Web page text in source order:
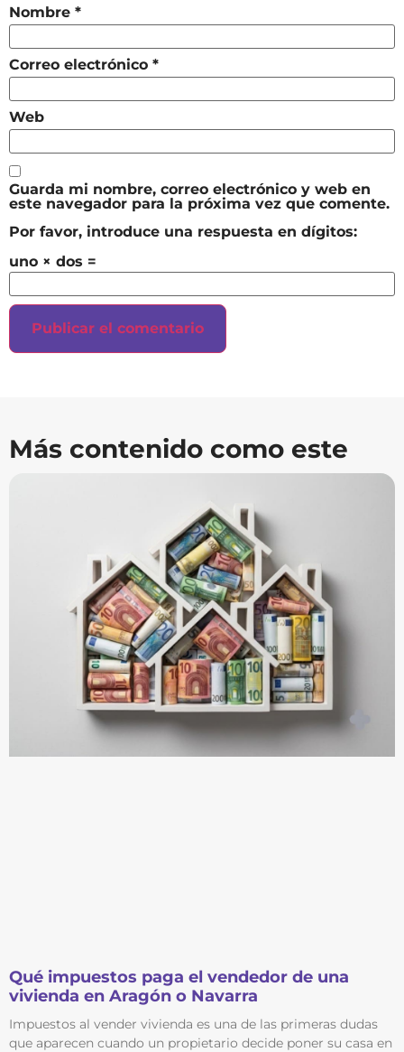
Nombre *
Correo electrónico *
Web
Guarda mi nombre, correo electrónico y web en
este navegador para la próxima vez que comente.
Por favor, introduce una respuesta en dígitos:
uno × dos =
Más contenido como este
Qué impuestos paga el vendedor de una
vivienda en Aragón o Navarra
Impuestos al vender vivienda es una de las primeras dudas
que aparecen cuando un propietario decide poner su casa en